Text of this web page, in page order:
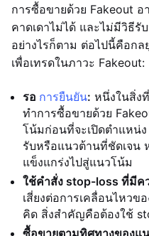
การซื้อขายด้วย Fakeout อ
คาดเดาไม่ได้ และไม่มีวิธี
อย่างไรก็ตาม ต่อไปนี้คือกล
เพื่อเทรดในภาวะ Fakeout:
รอ การยืนยัน: หนึ่งในสิ่ง
ทำการซื้อขายด้วย
โน้มก่อนที่จะเปิดตำแหน่
รับหรือแนวต้านที่ชัดเจน
แข็งแกร่งไปสู่แนวโน้ม
ใช้คำสั่ง stop-loss ที่มีค
เสี่ยงต่อการเคลื่อนไหว
คิด สิ่งสำคัญคือต้องใช้
ซื้อขายตามทิศทางของแ